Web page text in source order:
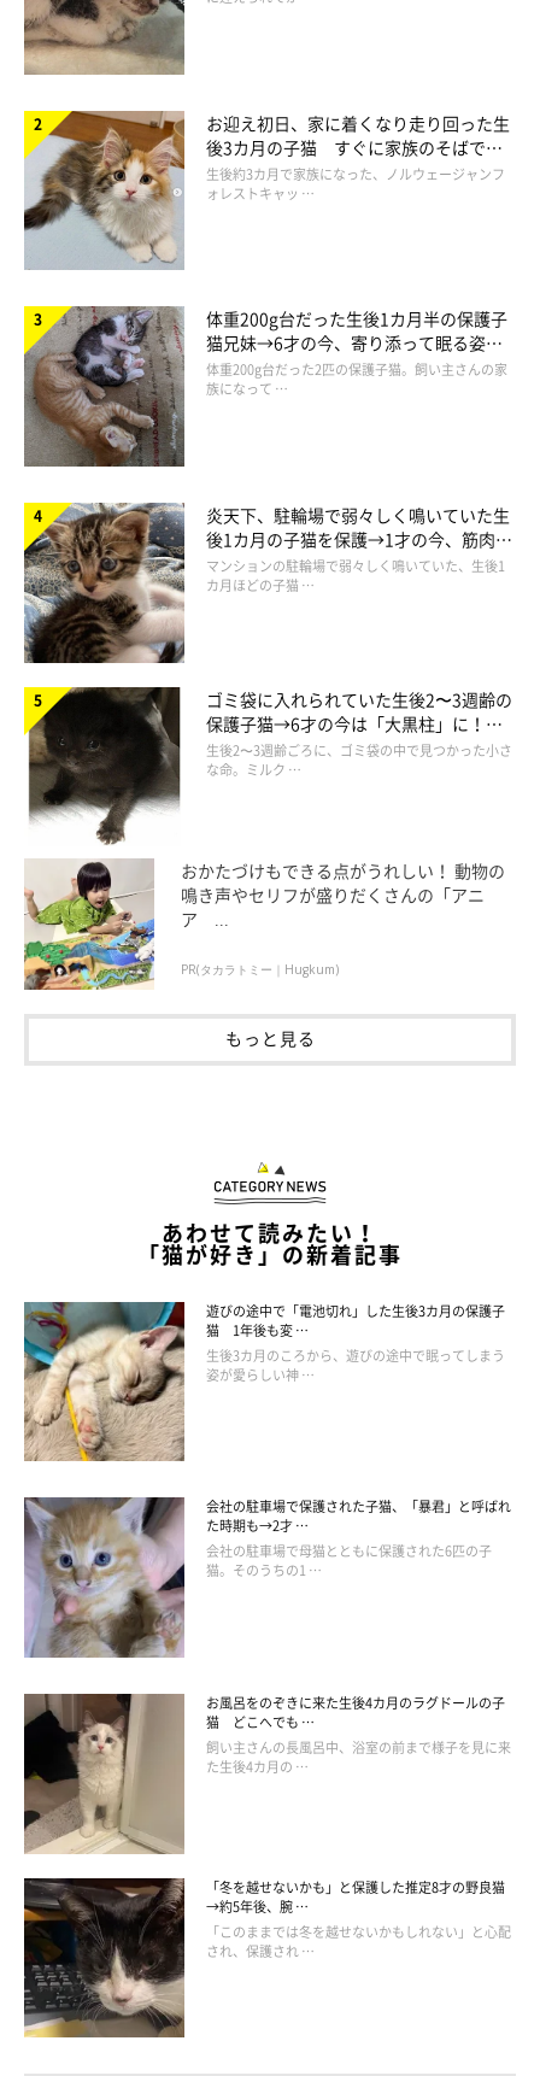
Instagramユーザー@colette0727さんの愛猫・コレットちゃんが
満足そうに座っているのは、飼い主さんがひとりで製作したキャ
ットタワー。なんと、5時間かけて作ったのだとか！
@colette0727
コレットちゃんの遊び場を増やすべく、初心者ながらDIYをした
そう。賃貸で壁に穴は開けられないとのことで、試行錯誤。
ベッド横のデッドスペースを利用して作られたキャットタワー
は、手作りとは思えないほどの完成度！
@colette0727
コレットちゃんはトンネルの上にある爪とぎコーナーがお気に入
りみたいです♡
100円均一の紙紐で作る二段ベッド
お迎え初日、家に着くなり走り回った生
後3カ月の子猫 すぐに家族のそばで落
ち着く姿に「迎えてよかった」
生後約3カ月で家族になった、ノルウェージャンフ
ォレストキャッ …
体重200g台だった生後1カ月半の保護子
猫兄妹→6才の今、寄り添って眠る姿に
ほっこり！
体重200g台だった2匹の保護子猫。飼い主さんの家
族になって …
炎天下、駐輪場で弱々しく鳴いていた生
後1カ月の子猫を保護→1才の今、筋肉質
でツンデレなコに成長
マンションの駐輪場で弱々しく鳴いていた、生後1
カ月ほどの子猫 …
ゴミ袋に入れられていた生後2〜3週齢の
保護子猫→6才の今は「大黒柱」に！
美しい黒猫に成長した姿にグッとくる
生後2〜3週齢ごろに、ゴミ袋の中で見つかった小さ
な命。ミルク …
おかたづけもできる点がうれしい！ 動物の
鳴き声やセリフが盛りだくさんの「アニ
ア ...
PR(タカラトミー｜Hugkum)
もっと見る
あわせて読みたい！
「猫が好き」の新着記事
遊びの途中で「電池切れ」した生後3カ月の保護子
猫 1年後も変 …
生後3カ月のころから、遊びの途中で眠ってしまう
姿が愛らしい神 …
会社の駐車場で保護された子猫、「暴君」と呼ばれ
た時期も→2才 …
会社の駐車場で母猫とともに保護された6匹の子
猫。そのうちの1 …
お風呂をのぞきに来た生後4カ月のラグドールの子
猫 どこへでも …
飼い主さんの長風呂中、浴室の前まで様子を見に来
た生後4カ月の …
「冬を越せないかも」と保護した推定8才の野良猫
→約5年後、腕 …
「このままでは冬を越せないかもしれない」と心配
され、保護され …